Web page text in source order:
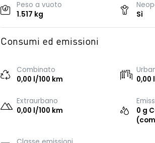
Peso a vuoto
1.517 kg
Sì
Consumi ed emissioni
Combinato
0,00 l/100 km
0,00
Extraurbano
0,00 l/100 km
0 g